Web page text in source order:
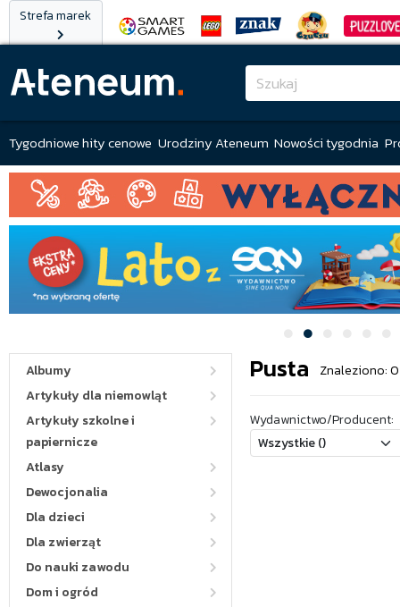
Strefa marek
Tygodniowe hity cenowe Urodziny Ateneum Nowości tygodnia
Albumy
Artykuły dla niemowląt
Artykuły szkolne i
papiernicze
Atlasy
Dewocjonalia
Dla dzieci
Dla zwierząt
Do nauki zawodu
Dom i ogród
Pusta Znaleziono:
Wydawnictwo/Producent: